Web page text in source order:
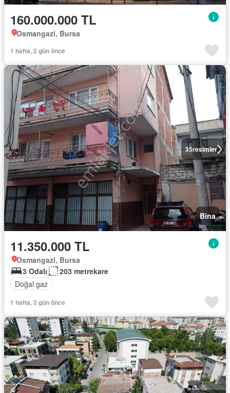
160.000.000 TL
Osmangazi, Bursa
1 hafta, 2 gün önce
35resimler
Bina
11.350.000 TL
Osmangazi, Bursa
3 Odalı
203 metrekare
Doğal gaz
1 hafta, 2 gün önce